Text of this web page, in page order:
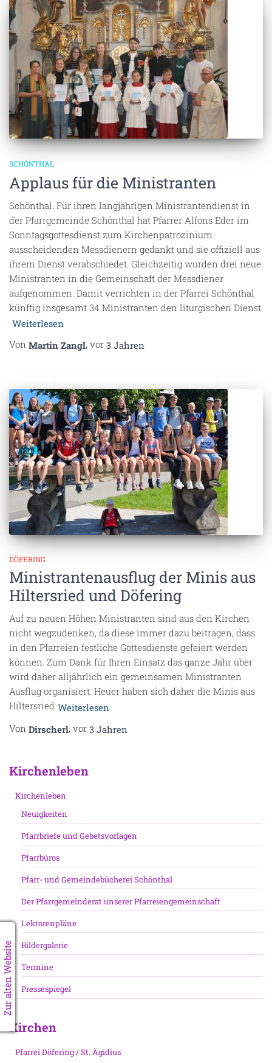
SCHÖNTHAL
Applaus für die Ministranten
Schönthal. Für ihren langjährigen Ministrantendienst in
der Pfarrgemeinde Schönthal hat Pfarrer Alfons Eder im
Sonntagsgottesdienst zum Kirchenpatrozinium
ausscheidenden Messdienern gedankt und sie offiziell aus
ihrem Dienst verabschiedet. Gleichzeitig wurden drei neue
Ministranten in die Gemeinschaft der Messdiener
aufgenommen. Damit verrichten in der Pfarrei Schönthal
künftig insgesamt 34 Ministranten den liturgischen Dienst.
Weiterlesen
Von Martin Zangl, vor 3 Jahren
DÖFERING
Ministrantenausflug der Minis aus
Hiltersried und Döfering
Auf zu neuen Höhen Ministranten sind aus den Kirchen
nicht wegzudenken, da diese immer dazu beitragen, dass
in den Pfarreien festliche Gottesdienste gefeiert werden
können. Zum Dank für Ihren Einsatz das ganze Jahr über
wird daher alljährlich ein gemeinsamen Ministranten
Ausflug organisiert. Heuer haben sich daher die Minis aus
Hiltersried Weiterlesen
Von Dirscherl, vor 3 Jahren
Kirchenleben
Kirchenleben
Neuigkeiten
Pfarrbriefe und Gebetsvorlagen
Pfarrbüros
Pfarr- und Gemeindebücherei Schönthal
Der Pfarrgemeinderat unserer Pfarreiengemeinschaft
Lektorenpläne
Bildergalerie
Termine
Pressespiegel
Kirchen
Pfarrei Döfering / St. Ägidius
Zur alten Website